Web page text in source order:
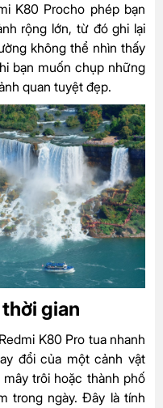
K80 Procho phép bạn
rộng lớn, từ đó ghi lại
không thể nhìn thấy
bạn muốn chụp những
quan tuyệt đẹp.
gian
K80 Pro tua nhanh
đổi của một cảnh vật
trôi hoặc thành phố
trong ngày. Đây là tính